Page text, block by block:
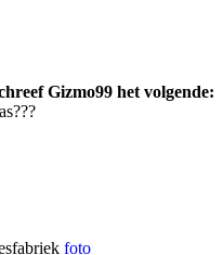
Gizmo99 het volgende:
foto